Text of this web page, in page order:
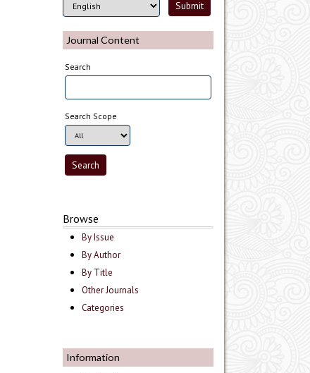
Journal Content
Search
Search Scope
Browse
By Issue
By Author
By Title
Other Journals
Categories
Information